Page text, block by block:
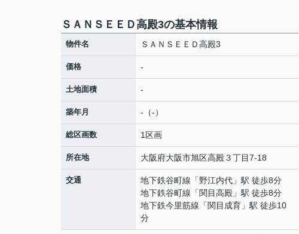
ＳＡＮＳＥＥＤ高殿3の基本情報
物件名 ＳＡＮＳＥＥＤ高殿3
価格 -
土地面積 -
築年月 -（-）
総区画数 1区画
所在地 大阪府大阪市旭区高殿３丁目7-18
交通 地下鉄谷町線 「野江内代 」駅 徒歩8分
地下鉄谷町線 「関目高殿 」駅 徒歩8分
地下鉄今里筋線 「関目成育 」駅 徒歩10
分